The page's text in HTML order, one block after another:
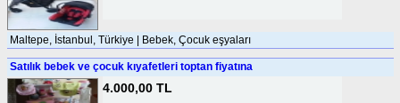
Maltepe, İstanbul, Türkiye | Bebek, Çocuk eşyaları
Satılık bebek ve çocuk kıyafetleri toptan fiyatına
4.000,00 TL